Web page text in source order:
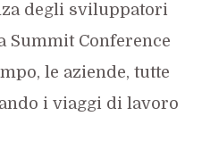
degli sviluppatori
Summit Conference
le aziende, tutte
i viaggi di lavoro